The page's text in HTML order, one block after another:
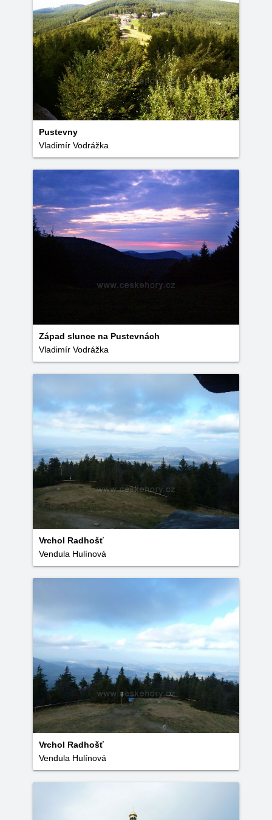
Pustevny
Vladimír Vodrážka
Západ slunce na Pustevnách
Vladimír Vodrážka
Vrchol Radhošť
Vendula Hulínová
Vrchol Radhošť
Vendula Hulínová